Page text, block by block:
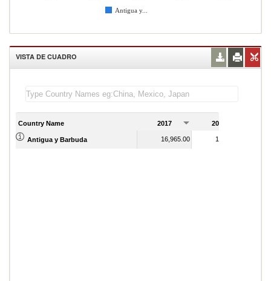
Antigua y...
VISTA DE CUADRO
Country Name 2017 2018
Antigua y Barbuda 16,965.00 18,273.00